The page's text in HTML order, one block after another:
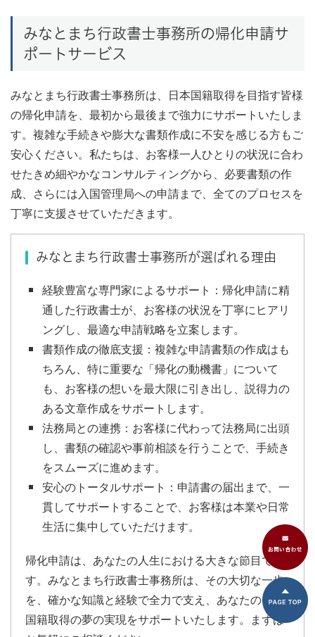
みなとまち行政書士事務所の帰化申請サ
ポートサービス
みなとまち行政書士事務所は、日本国籍取得を目指す皆様
の帰化申請を、最初から最後まで強力にサポートいたしま
す。複雑な手続きや膨大な書類作成に不安を感じる方もご
安心ください。私たちは、お客様一人ひとりの状況に合わ
せたきめ細やかなコンサルティングから、必要書類の作
成、さらには入国管理局への申請まで、全てのプロセスを
丁寧に支援させていただきます。
みなとまち行政書士事務所が選ばれる理由
経験豊富な専門家によるサポート ：帰化申請に精
通した行政書士が、お客様の状況を丁寧にヒアリ
ングし、最適な申請戦略を立案します。
書類作成の徹底支援 ：複雑な申請書類の作成はも
ちろん、特に重要な「帰化の動機書」について
も、お客様の想いを最大限に引き出し、説得力の
ある文章作成をサポートします。
法務局との連携 ：お客様に代わって法務局に出頭
し、書類の確認や事前相談を行うことで、手続き
をスムーズに進めます。
安心のトータルサポート ：申請書の届出まで、一
貫してサポートすることで、お客様は本業や日常
生活に集中していただけます。
帰化申請は、あなたの人生における大きな節目で
す。みなとまち行政書士事務所は、その大切な一歩
を、確かな知識と経験で全力で支え、あなたの日本
国籍取得の夢の実現をサポートいたします。まずは